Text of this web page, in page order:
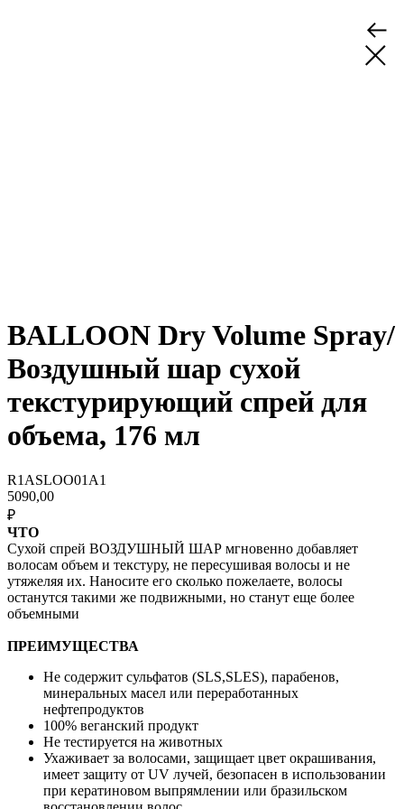
BALLOON Dry Volume Spray/
Воздушный шар сухой
текстурирующий спрей для
объема, 176 мл
R1ASLOO01A1
5090,00
₽
ЧТО
Сухой спрей ВОЗДУШНЫЙ ШАР мгновенно добавляет
волосам объем и текстуру, не пересушивая волосы и не
утяжеляя их. Наносите его сколько пожелаете, волосы
останутся такими же подвижными, но станут еще более
объемными
ПРЕИМУЩЕСТВА
Не содержит сульфатов (SLS,SLES), парабенов,
минеральных масел или переработанных
нефтепродуктов
100% веганский продукт
Не тестируется на животных
Ухаживает за волосами, защищает цвет окрашивания,
имеет защиту от UV лучей, безопасен в использовании
при кератиновом выпрямлении или бразильском